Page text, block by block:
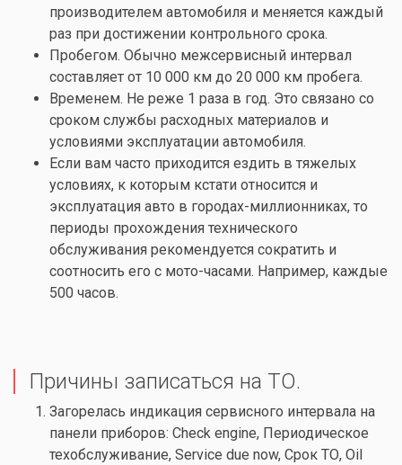
производителем автомобиля и меняется каждый
раз при достижении контрольного срока.
Пробегом. Обычно межсервисный интервал
составляет от 10 000 км до 20 000 км пробега.
Временем. Не реже 1 раза в год. Это связано со
сроком службы расходных материалов и
условиями эксплуатации автомобиля.
Если вам часто приходится ездить в тяжелых
условиях, к которым кстати относится и
эксплуатация авто в городах-миллионниках, то
периоды прохождения технического
обслуживания рекомендуется сократить и
соотносить его с мото-часами. Например, каждые
500 часов.
Причины записаться на ТО.
Загорелась индикация сервисного интервала на
панели приборов: Check engine, Периодическое
техобслуживание, Service due now, Срок ТО, Oil